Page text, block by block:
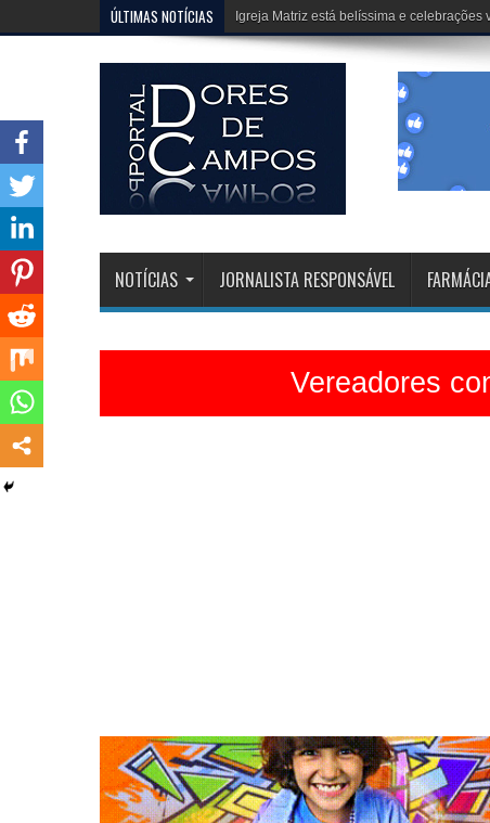
ÚLTIMAS NOTÍCIAS Erivélton e HJ, fazem um trabalho
NOTÍCIAS JORNALISTA RESPONSÁVEL
Vereadores